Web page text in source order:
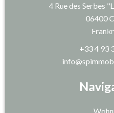
4 Rue des Serbes
06400
+33 4 93